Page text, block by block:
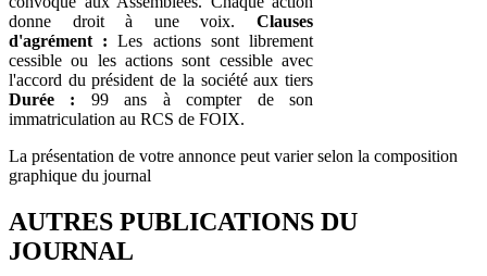
donne droit à une voix. Clauses
d'agrément : Les actions sont librement
cessible ou les actions sont cessible avec
l'accord du président de la société aux tiers
Durée : 99 ans à compter de son
immatriculation au RCS de FOIX.
La présentation de votre annonce peut varier selon la composition
graphique du journal
AUTRES PUBLICATIONS DU
JOURNAL